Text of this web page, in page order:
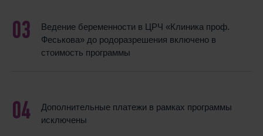
Ведение беременности в ЦРЧ «Клиника проф.
Феськова» до родоразрешения включено в
стоимость программы
Дополнительные платежи в рамках программы
исключены